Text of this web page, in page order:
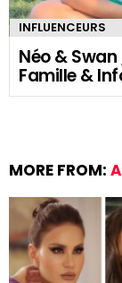
INFLUENCEURS
Néo &
Famille &
MORE FROM: